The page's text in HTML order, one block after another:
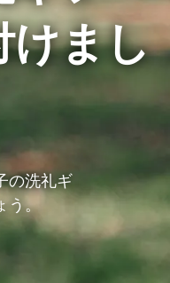
けまし
の洗礼ギ
う。